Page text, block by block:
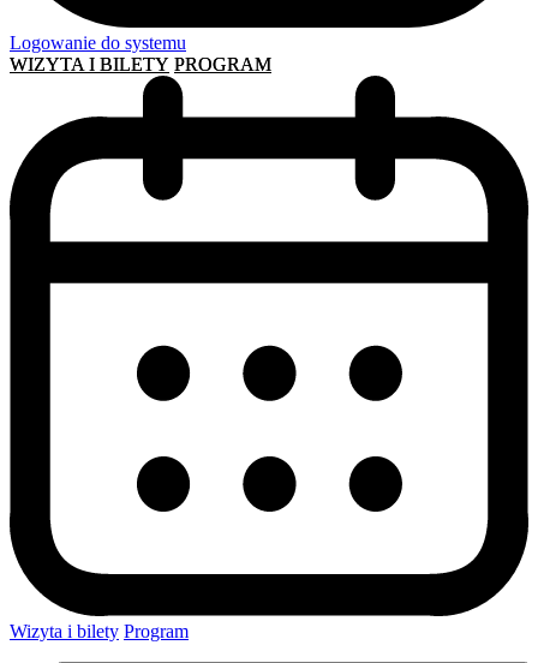
Logowanie do systemu
WIZYTA I BILETY PROGRAM
Wizyta i bilety Program